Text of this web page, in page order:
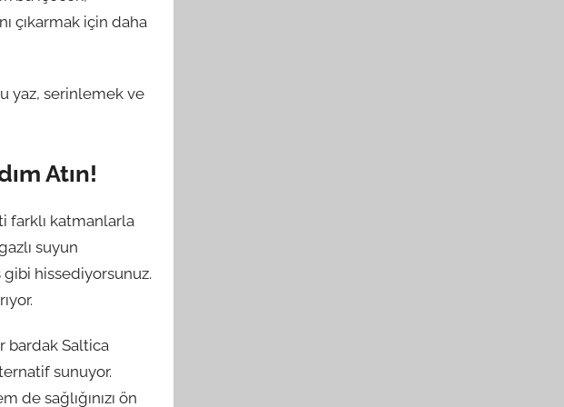
çıkarmak için daha
yaz, serinlemek ve
Atın!
farklı katmanlarla
suyun
hissediyorsunuz.
bardak Saltica
sunuyor.
de sağlığınızı ön